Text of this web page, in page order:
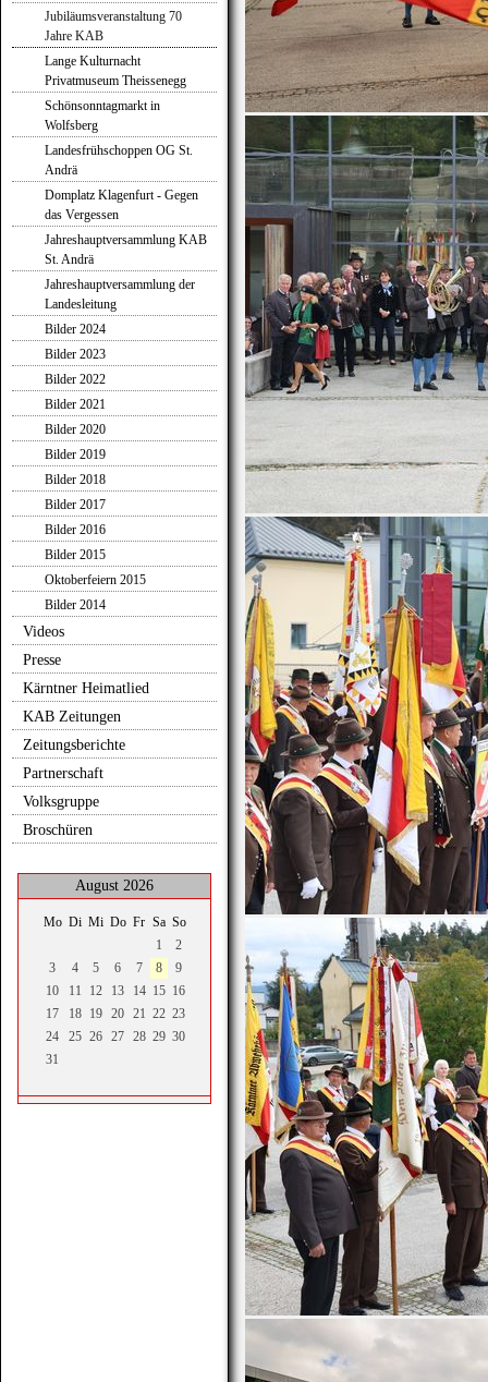
Jubiläumsveranstaltung 70
Jahre KAB
Lange Kulturnacht
Privatmuseum Theissenegg
Schönsonntagmarkt in
Wolfsberg
Landesfrühschoppen OG St.
Andrä
Domplatz Klagenfurt - Gegen
das Vergessen
Jahreshauptversammlung KAB
St. Andrä
Jahreshauptversammlung der
Landesleitung
Bilder 2024
Bilder 2023
Bilder 2022
Bilder 2021
Bilder 2020
Bilder 2019
Bilder 2018
Bilder 2017
Bilder 2016
Bilder 2015
Oktoberfeiern 2015
Bilder 2014
Videos
Presse
Kärntner Heimatlied
KAB Zeitungen
Zeitungsberichte
Partnerschaft
Volksgruppe
Broschüren
August 2026
Mo Di Mi Do Fr Sa So
1
2
3
4 5 6 7 8
9
10
11 12 13 14 15 16
17
18 19 20 21 22 23
24
25 26 27 28 29 30
31